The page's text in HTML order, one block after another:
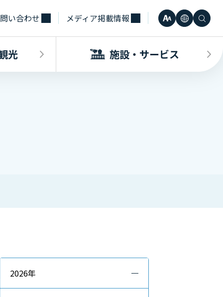
い合わせ メディア掲載情報
文
字
小
言
語
日本語
検
索
光
・観光INDEX
施設・サービス
スINDEX
2026年